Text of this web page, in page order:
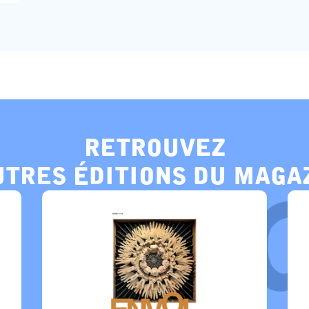
retrouvez
éditions du